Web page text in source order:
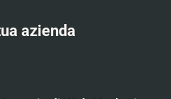
azienda